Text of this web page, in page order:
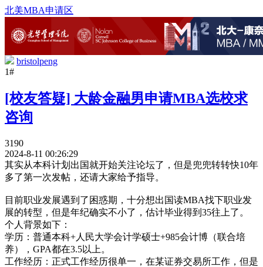
北美MBA申请区
bristolpeng
1#
[校友答疑] 大龄金融男申请MBA选校求
咨询
3190
2024-8-11 00:26:29
其实从本科计划出国就开始关注论坛了，但是兜兜转转快10年
多了第一次发帖，还请大家给予指导。
目前职业发展遇到了困惑期，十分想出国读MBA找下职业发
展的转型，但是年纪确实不小了，估计毕业得到35往上了。
个人背景如下：
学历：普通本科+人民大学会计学硕士+985会计博（联合培
养），GPA都在3.5以上。
工作经历：正式工作经历很单一，在某证券交易所工作，但是